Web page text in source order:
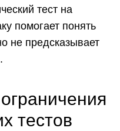
тест на
помогает понять
не предсказывает
тестов